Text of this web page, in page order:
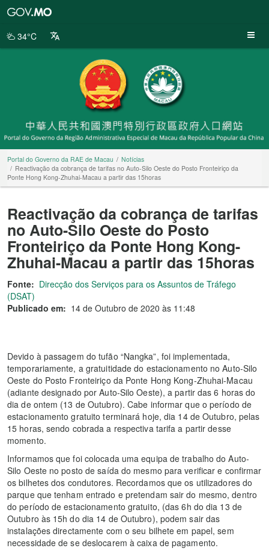
da
34°C
Portal do Governo da RAE de Macau
Notícias
Reactivação da cobrança de tarifas no Auto-Silo Oeste do Posto Fronteiriço da
Ponte Hong Kong-Zhuhai-Macau a partir das 15horas
Reactivação da cobrança de tarifas
no Auto-Silo Oeste do Posto
Fronteiriço da Ponte Hong Kong-
Zhuhai-Macau a partir das 15horas
Fonte: Direcção dos Serviços para os Assuntos de Tráfego
(DSAT)
Publicado em: 14 de Outubro de 2020 às 11:48
Devido à passagem do tufão “Nangka”, foi implementada,
temporariamente, a gratuitidade do estacionamento no Auto-Silo
Oeste do Posto Fronteiriço da Ponte Hong Kong-Zhuhai-Macau
(adiante designado por Auto-Silo Oeste), a partir das 6 horas do
dia de ontem (13 de Outubro). Cabe informar que o período de
estacionamento gratuito terminará hoje, dia 14 de Outubro, pelas
15 horas, sendo cobrada a respectiva tarifa a partir desse
momento.
Informamos que foi colocada uma equipa de trabalho do Auto-
Silo Oeste no posto de saída do mesmo para verificar e confirmar
os bilhetes dos condutores. Recordamos que os utilizadores do
parque que tenham entrado e pretendam sair do mesmo, dentro
do período de estacionamento gratuito, (das 6h do dia 13 de
Outubro às 15h do dia 14 de Outubro), podem sair das
instalações directamente com o seu bilhete em papel, sem
necessidade de se deslocarem à caixa de pagamento.